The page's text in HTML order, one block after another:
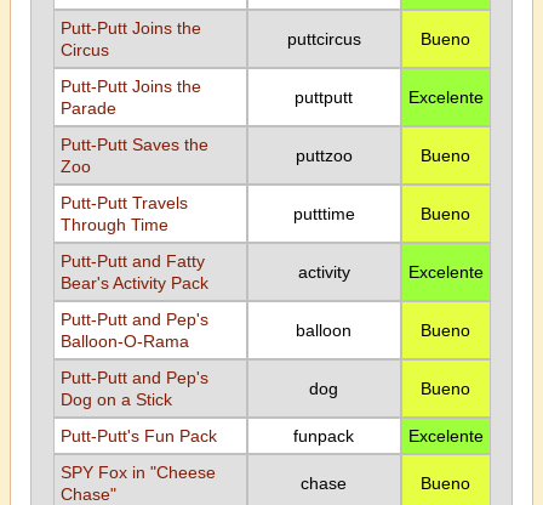
Putt-Putt Joins the
Circus
puttcircus Bueno
Putt-Putt Joins the
Parade
puttputt Excelente
Putt-Putt Saves the
Zoo
puttzoo Bueno
Putt-Putt Travels
Through Time
putttime Bueno
Putt-Putt and Fatty
Bear's Activity Pack
activity Excelente
Putt-Putt and Pep's
Balloon-O-Rama
balloon Bueno
Putt-Putt and Pep's
Dog on a Stick
dog Bueno
Putt-Putt's Fun Pack funpack
Excelente
SPY Fox in "Cheese
Chase"
chase Bueno